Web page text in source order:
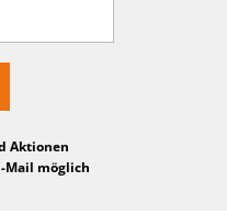
Aktionen
Mail möglich